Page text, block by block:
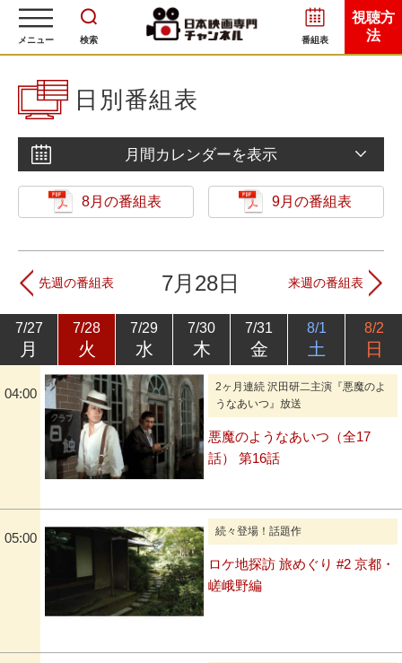
メニュー 検索 番組表
視聴方
法
日別番組表
月間カレンダーを表示
8月の番組表 9月の番組表
先週の番組表 7月28日 来週の番組表
7/27
月
7/28
火
7/29
水
7/30
木
7/31
金
8/1
土
8/2
日
04:00
2ヶ月連続 沢田研二主演『悪魔のよ
うなあいつ』放送
悪魔のようなあいつ（全17
話） 第16話
05:00 続々登場！話題作
ロケ地探訪 旅めぐり #2 京都・
嵯峨野編